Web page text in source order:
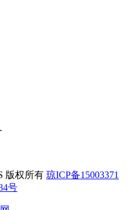
版权所有 琼ICP备15003371
号